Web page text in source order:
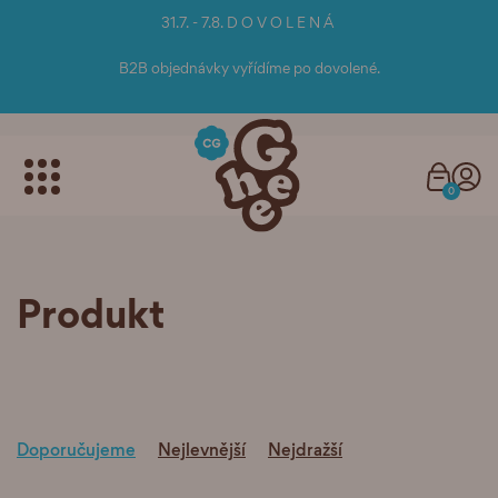
31.7. - 7.8. D O V O L E N Á
B2B objednávky vyřídíme po dovolené.
0
Produkt
Doporučujeme Nejlevnější Nejdražší